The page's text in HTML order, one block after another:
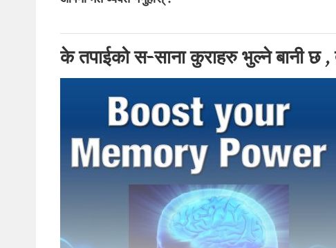
के तपाईको स-साना कुराहरु भुल्ने बानी छ